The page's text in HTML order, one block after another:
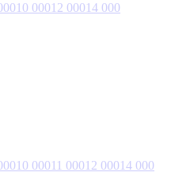
10 00012 00014 000
10 00011 00012 00014 000